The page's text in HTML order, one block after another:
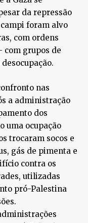
da repressão
foram alvo
com ordens
com grupos de
nas
a administração
dos
uma ocupação
trocaram socos e
gás de pimenta e
contra os
utilizadas
pró-Palestina